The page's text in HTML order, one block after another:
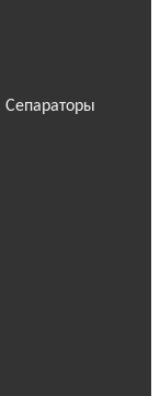
Сепараторы